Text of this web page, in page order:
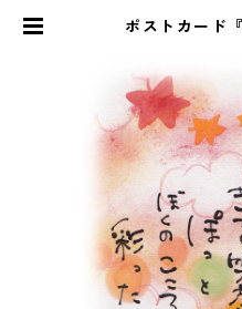
ポストカード